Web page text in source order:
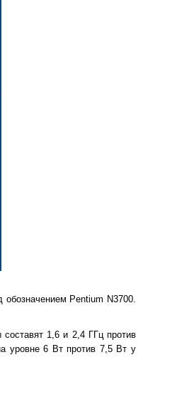
Pentium N3700.
1,6 и 2,4 ГГц против
уровне 6 Вт против 7,5 Вт у